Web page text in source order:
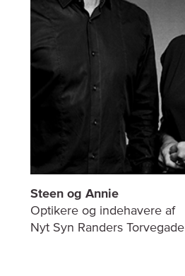
Steen og Annie
Optikere og indehavere af
Nyt Syn Randers Torvegade